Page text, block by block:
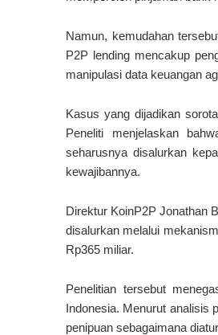
Namun, kemudahan
P2P lending mencakup
manipulasi data keuangan
Kasus yang dijadikan
Peneliti menjelaskan
seharusnya disalurkan
kewajibannya.
Direktur KoinP2P Jonathan
disalurkan melalui
Rp365 miliar.
Penelitian tersebut
Indonesia. Menurut analisis
penipuan sebagaimana